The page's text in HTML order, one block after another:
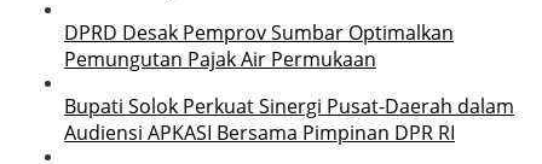
DPRD Desak Pemprov Sumbar Optimalkan
Pemungutan Pajak Air Permukaan
Bupati Solok Perkuat Sinergi Pusat-Daerah dalam
Audiensi APKASI Bersama Pimpinan DPR RI